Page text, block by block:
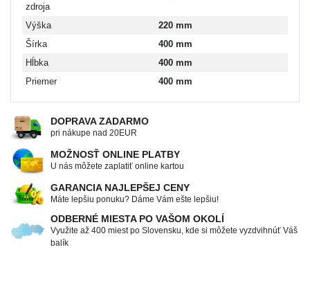
zdroja
Výška
220 mm
Šírka
400 mm
Hĺbka
400 mm
Priemer
400 mm
DOPRAVA ZADARMO
pri nákupe nad 20EUR
MOŽNOSŤ ONLINE PLATBY
U nás môžete zaplatiť online kartou
GARANCIA NAJLEPŠEJ CENY
Máte lepšiu ponuku? Dáme Vám ešte lepšiu!
ODBERNÉ MIESTA PO VAŠOM OKOLÍ
Využite až 400 miest po Slovensku, kde si môžete vyzdvihnúť Váš
balík